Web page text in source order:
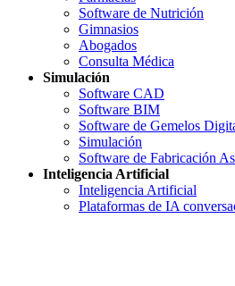
Software de Nutrición
Gimnasios
Abogados
Consulta Médica
Simulación
Software CAD
Software BIM
Software de Gemelos
Simulación
Software de Fabricación
Inteligencia Artificial
Inteligencia Artificial
Plataformas de IA